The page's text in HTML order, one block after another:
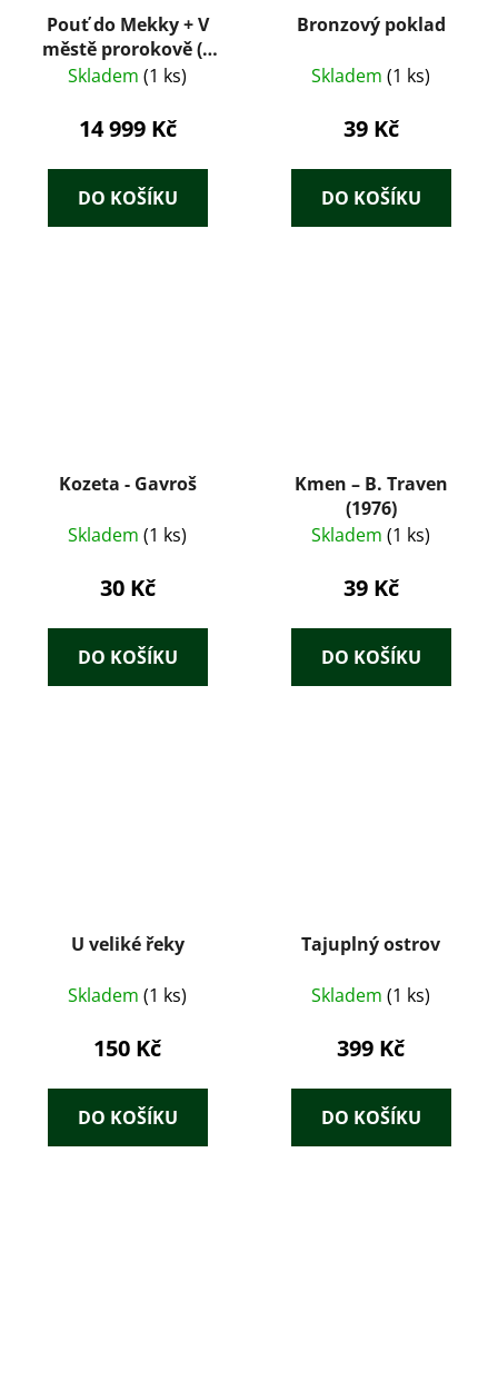
Pouť do Mekky + V
městě prorokově (2
svazky, 1934) – Karl
Skladem (1 ks)
14 999 Kč
DO KOŠÍKU
Bronzový poklad
Skladem (1 ks)
39 Kč
DO KOŠÍKU
Kozeta - Gavroš
Skladem (1 ks)
30 Kč
DO KOŠÍKU
Kmen – B. Traven
(1976)
Skladem (1 ks)
39 Kč
DO KOŠÍKU
U veliké řeky
Skladem (1 ks)
150 Kč
DO KOŠÍKU
Tajuplný ostrov
Skladem (1 ks)
399 Kč
DO KOŠÍKU